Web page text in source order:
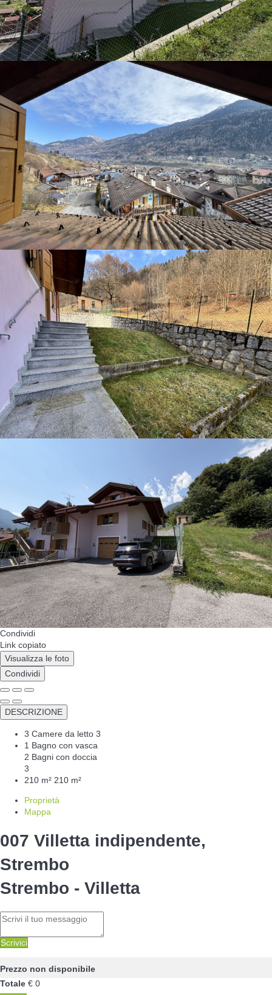
Condividi
Link copiato
Visualizza le foto
Condividi
DESCRIZIONE
3 Camere da letto 3
1 Bagno con vasca
2 Bagni con doccia
3
210 m² 210 m²
Proprietà
Mappa
007 Villetta indipendente,
Strembo
Strembo - Villetta
Scrivici
Prezzo non disponibile
Totale € 0